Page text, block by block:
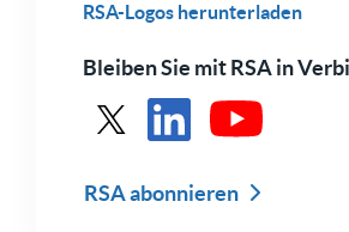
RSA-Logos herunterladen
Bleiben Sie mit RSA in
RSA abonnieren